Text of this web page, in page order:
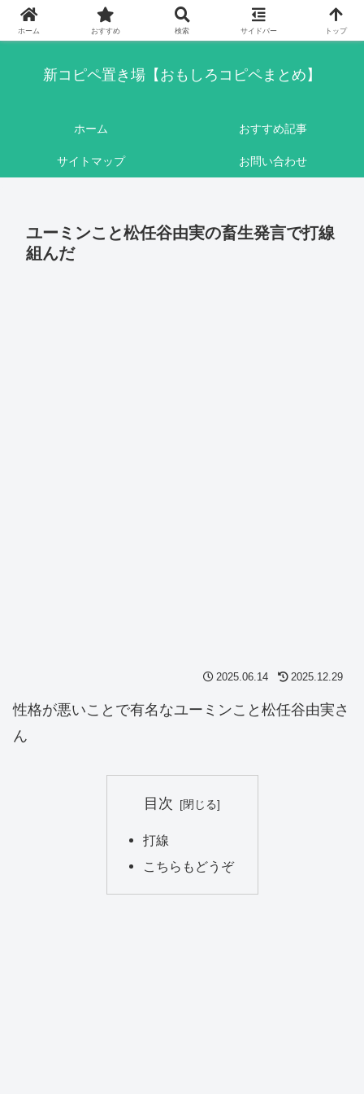
このブログはリンクフリーです。ここに書かれている内容は基本的にフィクシ
ョンです。
新コピペ置き場【おもしろコピペまとめ】
ホーム おすすめ記事
サイトマップ お問い合わせ
ユーミンこと松任谷由実の畜生発言で打線
組んだ
2025.06.14 2025.12.29
性格が悪いことで有名なユーミンこと松任谷由実さ
ん
目次
打線
こちらもどうぞ
ホーム おすすめ 検索 サイドバー トップ